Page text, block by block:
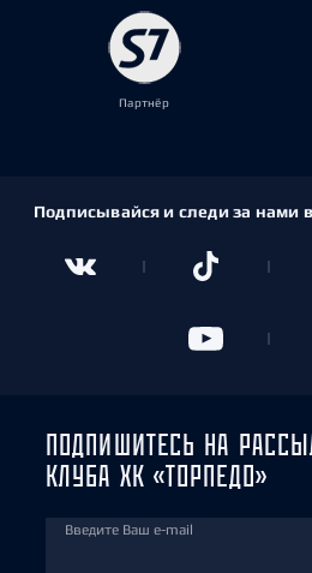
Партнёр
Подписывайся и следи за нами в
ПОДПИШИТЕСЬ НА
КЛУБА ХК «ТОРПЕДО»
Введите Ваш e-mail